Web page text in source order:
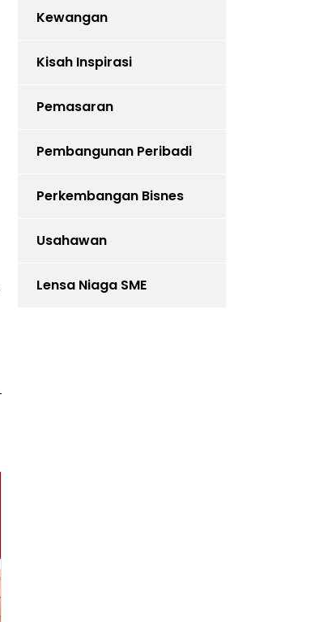
Kewangan
Kisah Inspirasi
Pemasaran
Pembangunan Peribadi
Perkembangan Bisnes
Usahawan
Lensa Niaga SME